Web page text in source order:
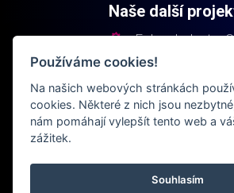
Naše další
Fokus Industry
Fokus Industry SK
Fokus Building
Používáme cookies!
Na našich webových stránkách
cookies. Některé z nich jsou
nám pomáhají vylepšít tento web a
zážitek.
Souhlasím